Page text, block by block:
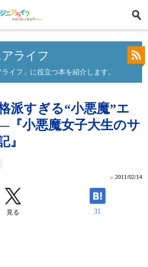
ライフ
イフ」に役立つ本を紹介します。
派すぎる“小悪魔”エ
小悪魔女子大生のサ
』
» 2011/02/14
見る 31